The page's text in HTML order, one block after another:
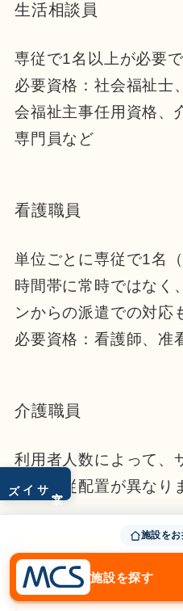
サイズ
生活相談員
専従で1名以上が必要で
必要資格：社会福祉士
会福祉主事任用資格、
専門員など
看護職員
単位ごとに専従で1名
時間帯に常時ではなく
ンからの派遣での対応
必要資格：看護師、准
介護職員
利用者人数によって、
要な専従配置が異なり
利用者数が15人
利用者数が16人
施設を
施設を探す